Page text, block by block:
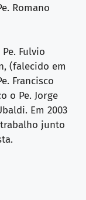
Romano
Fulvio
(falecido em
Francisco
o Pe. Jorge
Em 2003
junto